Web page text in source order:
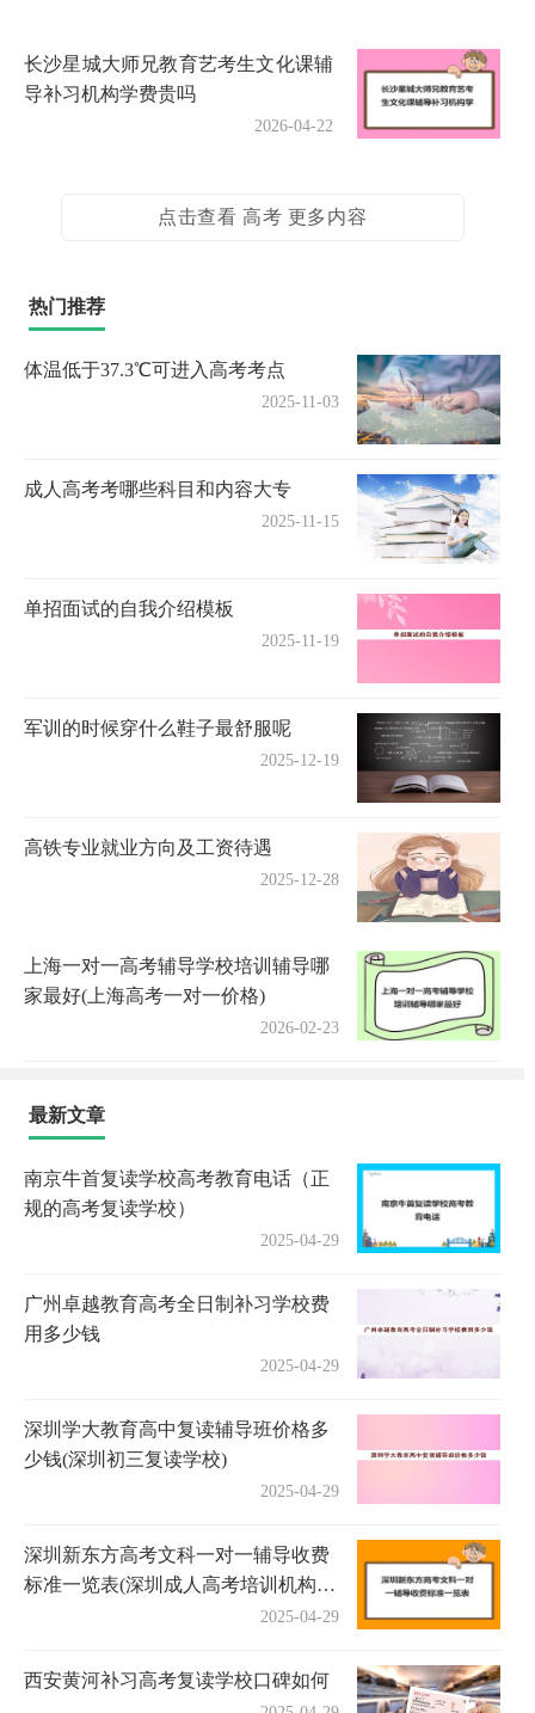
长沙星城大师兄教育艺考生文化课辅
导补习机构学费贵吗
2026-04-22
点击查看 高考 更多内容
热门推荐
体温低于37.3℃可进入高考考点
2025-11-03
成人高考考哪些科目和内容大专
2025-11-15
单招面试的自我介绍模板
2025-11-19
军训的时候穿什么鞋子最舒服呢
2025-12-19
高铁专业就业方向及工资待遇
2025-12-28
上海一对一高考辅导学校培训辅导哪
家最好(上海高考一对一价格)
2026-02-23
最新文章
南京牛首复读学校高考教育电话（正
规的高考复读学校）
2025-04-29
广州卓越教育高考全日制补习学校费
用多少钱
2025-04-29
深圳学大教育高中复读辅导班价格多
少钱(深圳初三复读学校)
2025-04-29
深圳新东方高考文科一对一辅导收费
标准一览表(深圳成人高考培训机构有
2025-04-29
西安黄河补习高考复读学校口碑如何